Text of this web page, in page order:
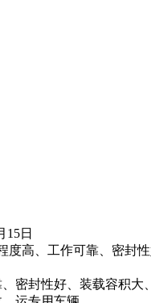
日
度高、工作可靠、密封
密封性好、装载容积